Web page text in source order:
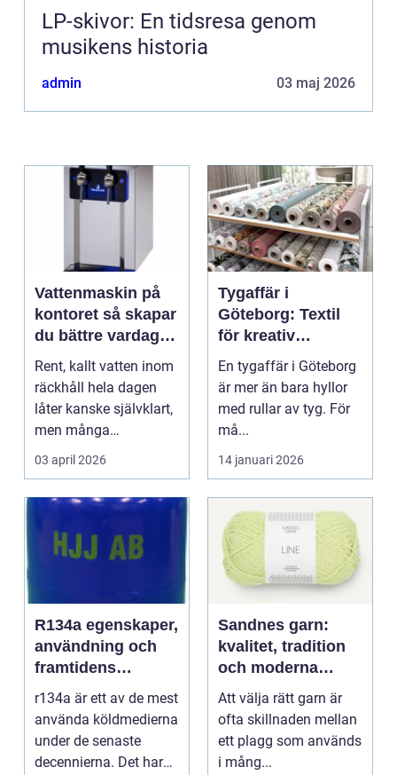
LP-skivor: En tidsresa genom
musikens historia
admin 03 maj 2026
Vattenmaskin på
kontoret så skapar
du bättre vardag
med friskt vatten
Rent, kallt vatten inom
räckhåll hela dagen
låter kanske självklart,
men många
arbetsplatser saknar ...
03 april 2026
Tygaffär i
Göteborg: Textil
för kreativ
inredning och
hållbara projekt
En tygaffär i Göteborg
är mer än bara hyllor
med rullar av tyg. För
må...
14 januari 2026
R134a egenskaper,
användning och
framtidens
alternativ
r134a är ett av de mest
använda köldmedierna
under de senaste
decennierna. Det har
Sandnes garn:
kvalitet, tradition
och moderna
färger för alla
stickare
Att välja rätt garn är
ofta skillnaden mellan
ett plagg som används
i mång...